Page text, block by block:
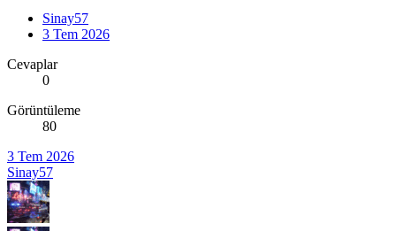
Sinay57
3 Tem 2026
Cevaplar
0
Görüntüleme
80
3 Tem 2026
Sinay57